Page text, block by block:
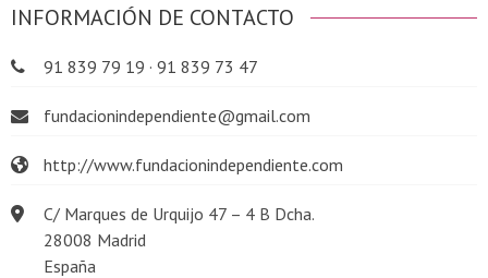
INFORMACIÓN DE CONTACTO
91 839 79 19 · 91 839 73 47
fundacionindependiente@gmail.com
http://www.fundacionindependiente.com
C/ Marques de Urquijo 47 – 4 B Dcha.
28008 Madrid
España